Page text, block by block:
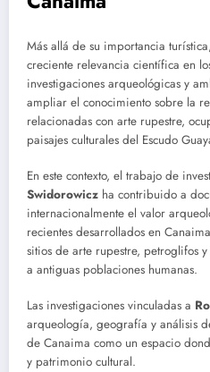
Más allá de su importancia
creciente relevancia científica en
investigaciones arqueológicas y
ampliar el conocimiento sobre la
relacionadas con arte rupestre,
paisajes culturales del Escudo
En este contexto, el trabajo de
Swidorowicz ha contribuido a
internacionalmente el valor
recientes desarrollados en
sitios de arte rupestre, petroglifos
a antiguas poblaciones humanas.
Las investigaciones vinculadas a
arqueología, geografía y análisis
de Canaima como un espacio
y patrimonio cultural.